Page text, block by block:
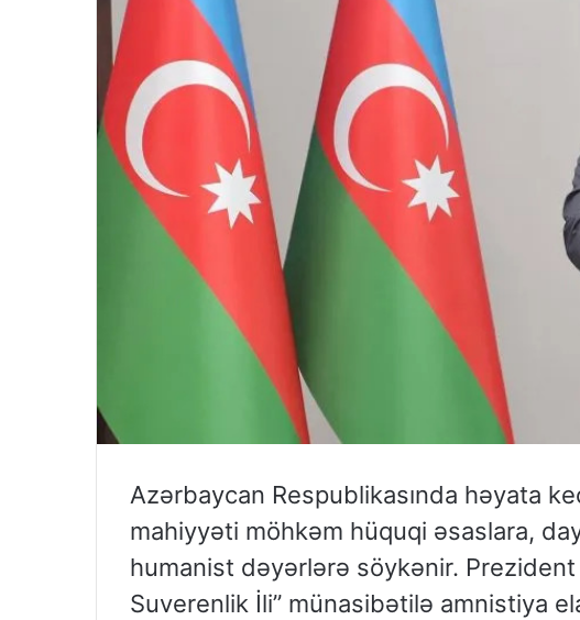
Azərbaycan Respublikasında həyata
mahiyyəti möhkəm hüquqi əsaslara,
humanist dəyərlərə söykənir.
Suverenlik İli” münasibətilə amnistiya